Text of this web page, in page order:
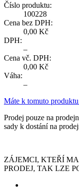
Číslo produktu:
100228
Cena bez DPH:
0,00 Kč
DPH:
–
Cena vč. DPH:
0,00 Kč
Váha:
–
Máte k tomuto
Prodej pouze na
sady k dostání na
ZÁJEMCI, KTEŘÍ
PRODEJ, TAK LZE